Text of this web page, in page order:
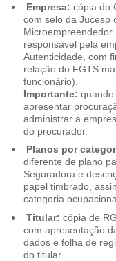
Empresa: cópia do
com selo da Jucesp
responsável pela
Autenticidade, com
relação do FGTS
funcionário).
Importante:
apresentar
administrar a
do procurador.
Planos por
diferente de plano
Seguradora e
papel timbrado,
categoria
Titular: cópia de
com apresentação
dados e folha de
do titular.